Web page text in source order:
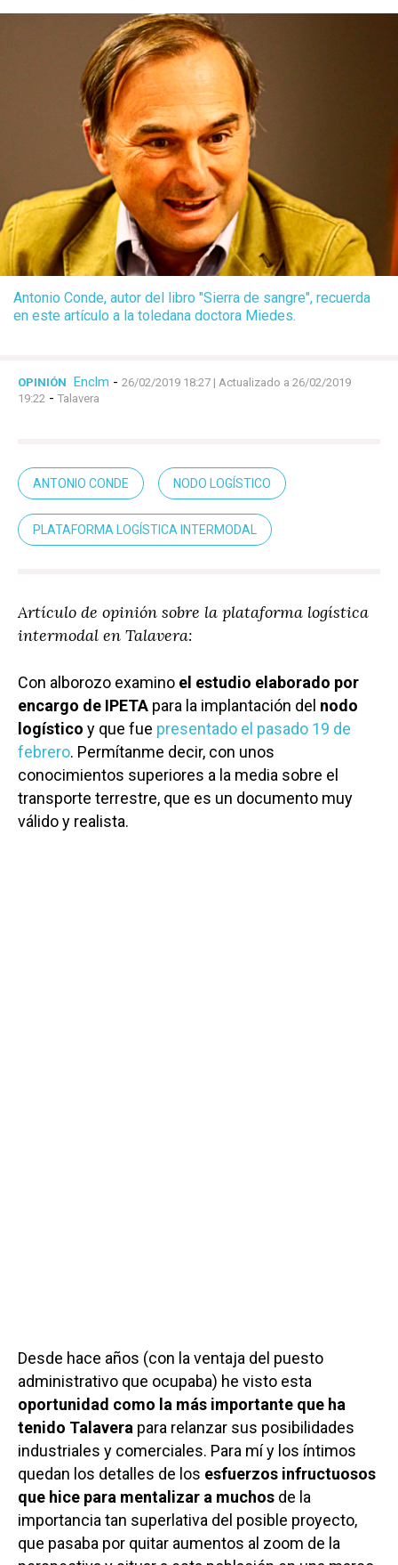
Antonio Conde, autor del libro "Sierra de sangre", recuerda
en este artículo a la toledana doctora Miedes.
OPINIÓN Enclm - 26/02/2019 18:27 | Actualizado a 26/02/2019
19:22 - Talavera
ANTONIO CONDE NODO LOGÍSTICO
PLATAFORMA LOGÍSTICA INTERMODAL
Artículo de opinión sobre la plataforma logística
intermodal en Talavera:
Con alborozo examino el estudio elaborado por
encargo de IPETA para la implantación del nodo
logístico y que fue presentado el pasado 19 de
febrero. Permítanme decir, con unos
conocimientos superiores a la media sobre el
transporte terrestre, que es un documento muy
válido y realista.
Desde hace años (con la ventaja del puesto
administrativo que ocupaba) he visto esta
oportunidad como la más importante que ha
tenido Talavera para relanzar sus posibilidades
industriales y comerciales. Para mí y los íntimos
quedan los detalles de los esfuerzos infructuosos
que hice para mentalizar a muchos de la
importancia tan superlativa del posible proyecto,
que pasaba por quitar aumentos al zoom de la